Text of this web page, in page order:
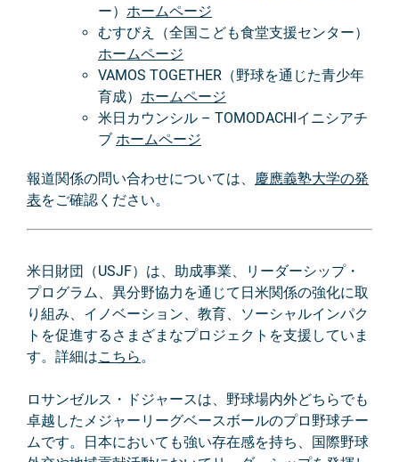
ー） ホームページ
むすびえ（全国こども食堂支援センター）
ホームページ
VAMOS TOGETHER（野球を通じた青少年
育成） ホームページ
米日カウンシル – TOMODACHIイニシアチ
ブ ホームページ
報道関係の問い合わせについては、 慶應義塾大学の発
表をご確認ください。
米日財団（USJF）は、助成事業、リーダーシップ・
プログラム、異分野協力を通じて日米関係の強化に取
り組み、イノベーション、教育、ソーシャルインパク
トを促進するさまざまなプロジェクトを支援していま
す。詳細はこちら。
ロサンゼルス・ドジャースは、野球場内外どちらでも
卓越したメジャーリーグベースボールのプロ野球チー
ムです。日本においても強い存在感を持ち、国際野球